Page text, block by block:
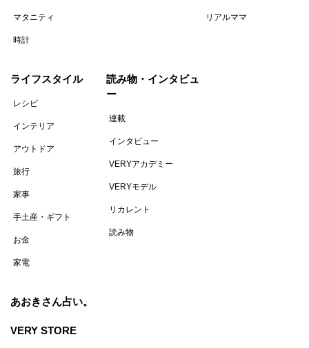
マタニティ
時計
リアルママ
ライフスタイル
レシピ
インテリア
アウトドア
旅行
家事
手土産・ギフト
お金
家電
読み物・インタビュ
ー
連載
インタビュー
VERYアカデミー
VERYモデル
リカレント
読み物
あおきさん占い。
VERY STORE